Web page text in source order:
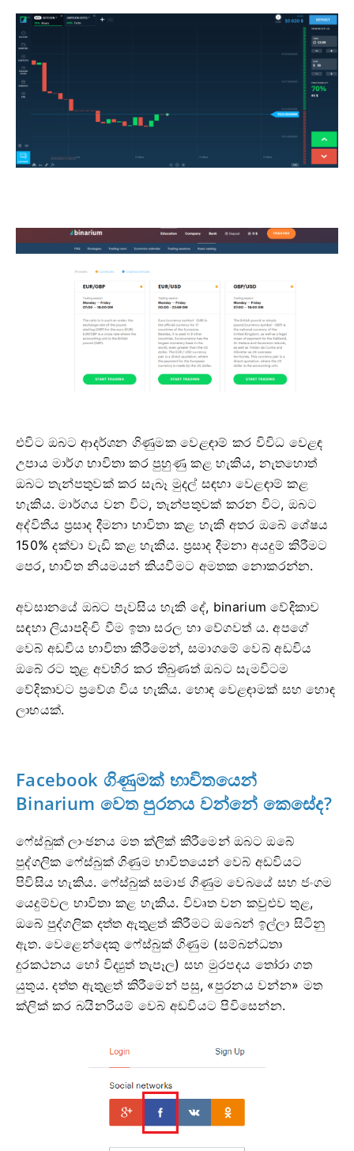
එවිට ඔබට ආදර්ශන ගිණුමක වෙළඳාම් කර විවිධ වෙළඳ
උපාය මාර්ග භාවිතා කර පුහුණු කළ හැකිය, නැතහොත්
ඔබට තැන්පතුවක් කර සැබෑ මුදල් සඳහා වෙළඳාම් කළ
හැකිය. මාර්ගය වන විට, තැන්පතුවක් කරන විට, ඔබට
අද්විතීය ප්‍රසාද දීමනා භාවිතා කළ හැකි අතර ඔබේ ශේෂය
150% දක්වා වැඩි කළ හැකිය. ප්‍රසාද දීමනා අයදුම් කිරීමට
පෙර, භාවිත නියමයන් කියවීමට අමතක නොකරන්න.
අවසානයේ ඔබට පැවසිය හැකි දේ, binarium වේදිකාව
සඳහා ලියාපදිංචි වීම ඉතා සරල හා වේගවත් ය. අපගේ
වෙබ් අඩවිය භාවිතා කිරීමෙන්, සමාගමේ වෙබ් අඩවිය
ඔබේ රට තුළ අවහිර කර තිබුණත් ඔබට සැමවිටම
වේදිකාවට ප්‍රවේශ විය හැකිය. හොඳ වෙළඳාමක් සහ හොඳ
ලාභයක්.
Facebook ගිණුමක් භාවිතයෙන්
Binarium වෙත පුරනය වන්නේ කෙසේද?
ෆේස්බුක් ලාංඡනය මත ක්ලික් කිරීමෙන් ඔබට ඔබේ
පුද්ගලික ෆේස්බුක් ගිණුම භාවිතයෙන් වෙබ් අඩවියට
පිවිසිය හැකිය. ෆේස්බුක් සමාජ ගිණුම වෙබයේ සහ ජංගම
යෙදුම්වල භාවිතා කළ හැකිය. විවෘත වන කවුළුව තුළ,
ඔබේ පුද්ගලික දත්ත ඇතුළත් කිරීමට ඔබෙන් ඉල්ලා සිටිනු
ඇත. වෙළෙන්දෙකු ෆේස්බුක් ගිණුම (සම්බන්ධතා
දුරකථනය හෝ විද්‍යුත් තැපෑල) සහ මුරපදය තෝරා ගත
යුතුය. දත්ත ඇතුළත් කිරීමෙන් පසු, «පුරනය වන්න» මත
ක්ලික් කර බයිනරියම් වෙබ් අඩවියට පිවිසෙන්න.